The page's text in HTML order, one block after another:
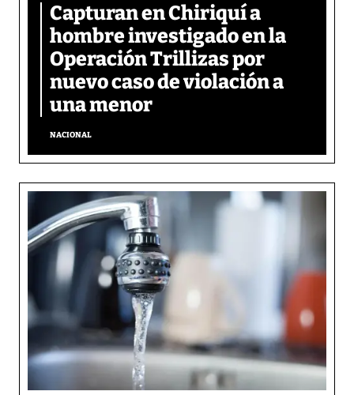
Capturan en Chiriquí a
hombre investigado en la
Operación Trillizas por
nuevo caso de violación a
una menor
NACIONAL